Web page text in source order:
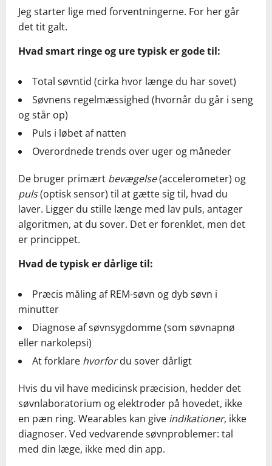
Jeg starter lige med forventningerne. For her går
det tit galt.
Hvad smart ringe og ure typisk er gode til:
Total søvntid (cirka hvor længe du har sovet)
Søvnens regelmæssighed (hvornår du går i seng
og står op)
Puls i løbet af natten
Overordnede trends over uger og måneder
De bruger primært bevægelse(accelerometer) og
puls(optisk sensor) til at gætte sig til, hvad du
laver. Ligger du stille længe med lav puls, antager
algoritmen, at du sover. Det er forenklet, men det
er princippet.
Hvad de typisk er dårlige til:
Præcis måling af REM-søvn og dyb søvn i
minutter
Diagnose af søvnsygdomme (som søvnapnø
eller narkolepsi)
At forklare hvorfordu sover dårligt
Hvis du vil have medicinsk præcision, hedder det
søvnlaboratorium og elektroder på hovedet, ikke
en pæn ring. Wearables kan give indikationer, ikke
diagnoser. Ved vedvarende søvnproblemer: tal
med din læge, ikke med din app.